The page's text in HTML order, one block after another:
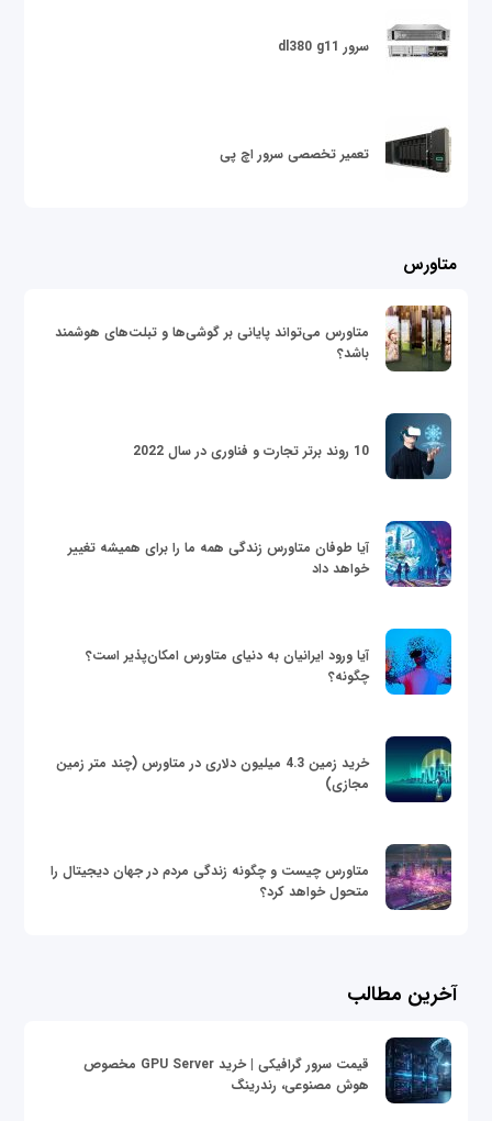
سرور dl380 g11
تعمیر تخصصی سرور اچ پی
متاورس
متاورس می‌تواند پایانی بر گوشی‌ها و تبلت‌های هوشمند
باشد؟
10 روند برتر تجارت و فناوری در سال 2022
آیا طوفان متاورس زندگی همه ما را برای همیشه تغییر
خواهد داد
آیا ورود ایرانیان به دنیای متاورس امکان‌پذیر است؟
چگونه؟
خرید زمین 4.3 میلیون دلاری در متاورس (چند متر زمین
مجازی)
متاورس چیست و چگونه زندگی مردم در جهان دیجیتال را
متحول خواهد کرد؟
آخرین مطالب
قیمت سرور گرافیکی | خرید GPU Server مخصوص
هوش مصنوعی، رندرینگ